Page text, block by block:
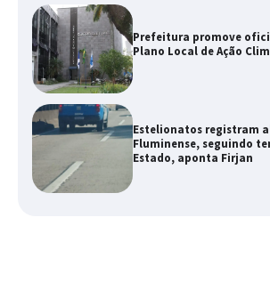
Prefeitura promove
Plano Local de Ação
Estelionatos registram
Fluminense, seguindo
Estado, aponta Firjan